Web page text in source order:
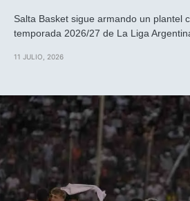
Salta Basket sigue armando un plantel
temporada 2026/27 de La Liga
11 JULIO, 2026